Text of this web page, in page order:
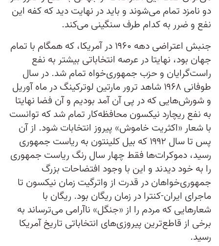
دو نامزد تمام می‌شوند و باید در نهایت دید که کفه این
نفع و ضرر به کدام طرف سنگینی می‌کند.
جنبش اعتراضی دهه ۱۹۶۰ در آمریکا، که همگام با تمام
جهان بود، نهایتا در عرصه انتخاباتی بیشتر به نفع
راست‌گرایان و حزب جمهوری‌خواه تمام شد. در سال
طوفانی ۱۹۶۸ شاهد ترور مارتین لوترکینگ در ماه آوریل
و شورش‌هایی که در پی آن آمد بودیم و آن فضا نهایتا
به نفع ریچارد نیکسون محافظه‌کار تمام شد که توانست
با شعار «اکثریت خاموش» پیروز انتخابات شود. از آن
پس تا سال ۱۹۹۲ که بیل کلینتون به ریاست‌‌ جمهوری
رسید، دموکرات‌ها فقط چهار سال رنگ ریاست‌ جمهوری
را به خود دیدند و این با وجود افتضاحات بزرگ
جمهوری‌خواهان در قدرت از واترگیت زمان نیکسون تا
ماجرای ایران-کنترا در زمان ریگان بود. ریگان با
شعارهایی که مردم را از «جنگل» ناآرامی می‌ترساند به
برخی از قاطع‌ترین پیروزی‌های انتخاباتی تاریخ آمریکا
رسید.